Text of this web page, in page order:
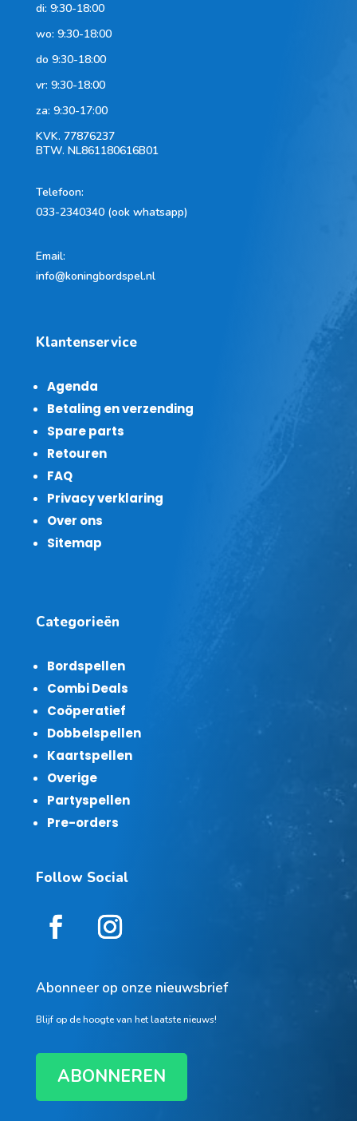
di: 9:30-18:00
wo: 9:30-18:00
do 9:30-18:00
vr: 9:30-18:00
za: 9:30-17:00
KVK. 77876237
BTW. NL861180616B01
Telefoon:
033-2340340 (ook whatsapp)
Email:
info@koningbordspel.nl
Klantenservice
Agenda
Betaling en verzending
Spare parts
Retouren
FAQ
Privacy verklaring
Over ons
Sitemap
Categorieën
Bordspellen
Combi Deals
Coöperatief
Dobbelspellen
Kaartspellen
Overige
Partyspellen
Pre-orders
Follow Social
Abonneer op onze nieuwsbrief
Blijf op de hoogte van het laatste nieuws!
ABONNEREN